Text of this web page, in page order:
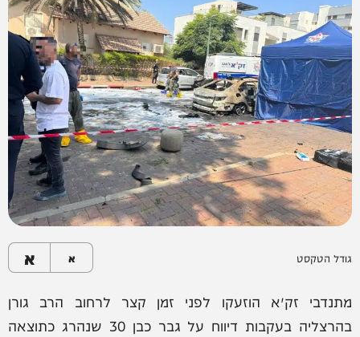
גודל הטקסט א א
מתנדבי זק״א הוזעקו לפני זמן קצר לרחוב הרב גורן
בהרצליה בעקבות דיווח על גבר כבן 30 שנהרג כתוצאה